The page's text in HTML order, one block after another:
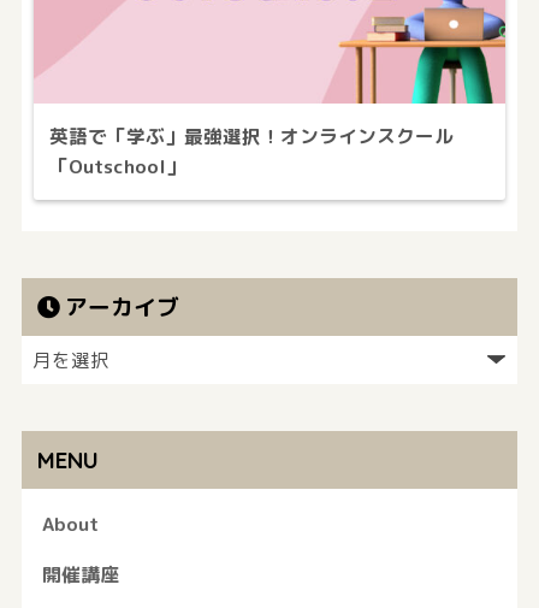
英語で「学ぶ」最強選択！オンラインスクール
「Outschool」
アーカイブ
MENU
About
開催講座